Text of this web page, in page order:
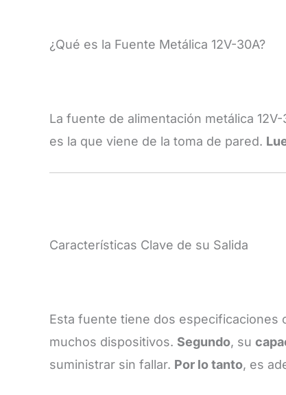
¿Qué es la Fuente Metálica 12V-30A?
La fuente de alimentación metálica
es la que viene de la toma de pared.
Características Clave de su Salida
Esta fuente tiene dos especificaciones
muchos dispositivos. Segundo, su
suministrar sin fallar. Por lo tanto, es